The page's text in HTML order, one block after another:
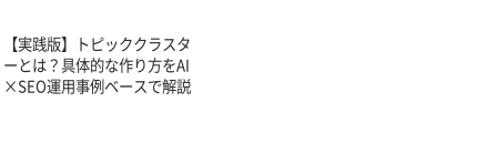
【実践版】トピッククラスタ
ーとは？具体的な作り方をAI
×SEO運用事例ベースで解説